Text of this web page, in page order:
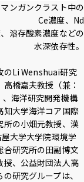
ンガンクラスト中の
Ce濃度、Nd
溶存酸素濃度などの
水深依存性。
のLi Wenshuai研究
橋嘉夫教授（兼：
海洋研究開発機構
知大学海洋コア国際
所の小畑元教授、漢
大学大学院環境学
研究所の田副博文
授、公益財団法人高
研究グループは、